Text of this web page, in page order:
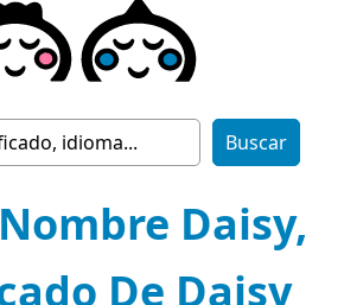
Daisy,
De Daisy